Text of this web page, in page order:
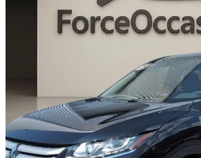
2020 Mitsubishi Eclipse Cross